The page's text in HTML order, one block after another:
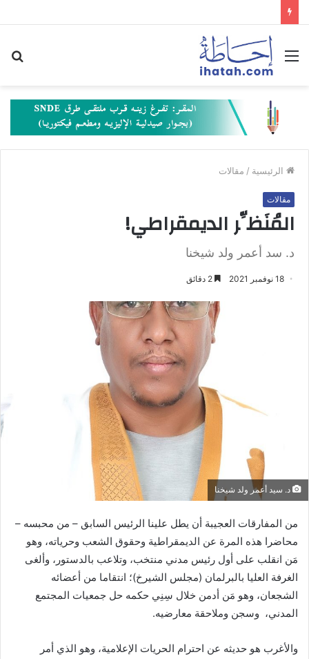
القائمة
الرئيسية / مقالات
مقالات
المُنَظِّر الديمقراطي!
د. سد أعمر ولد شيخنا
18 نوفمبر 2021
د. سيد أعمر ولد شيخنا
من المفارقات العجيبة أن يطل علينا الرئيس السابق – من محبسه –
محاضرا هذه المرة عن الديمقراطية وحقوق الشعب وحرياته، وهو
مَن انقلب على أول رئيس مدني منتخب، وتلاعب بالدستور، وألغى
الغرفة العليا بالبرلمان (مجلس الشيرخ)؛ انتقاما من أعضائه
الشجعان، وهو مَن أدمن خلال سِنِي حكمه حل جمعيات المجتمع
المدني، وسجن وملاحقة معارضيه.
والأغرب هو حديثه عن احترام الحريات الإعلامية، وهو الذي أمر